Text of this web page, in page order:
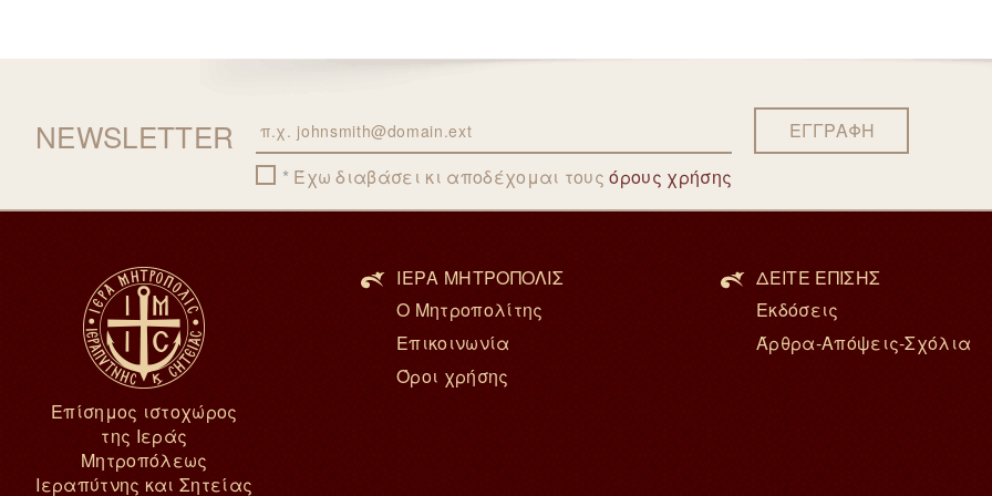
NEWSLETTER
Email
Έχω διαβάσει κι αποδέχομαι τουςόρους χρήσης
ΕΓΓΡΑΦΗ
Επίσημος ιστοχώρος
της Ιεράς
Μητροπόλεως
Ιεραπύτνης και Σητείας
ΙΕΡΑ ΜΗΤΡΟΠΟΛΙΣ
Ο Μητροπολίτης
Επικοινωνία
Όροι χρήσης
ΔΕΙΤΕ ΕΠΙΣΗΣ
Εκδόσεις
Άρθρα-Απόψεις-Σχόλια